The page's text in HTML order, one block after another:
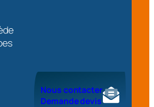
Nous contacter
Demande devis